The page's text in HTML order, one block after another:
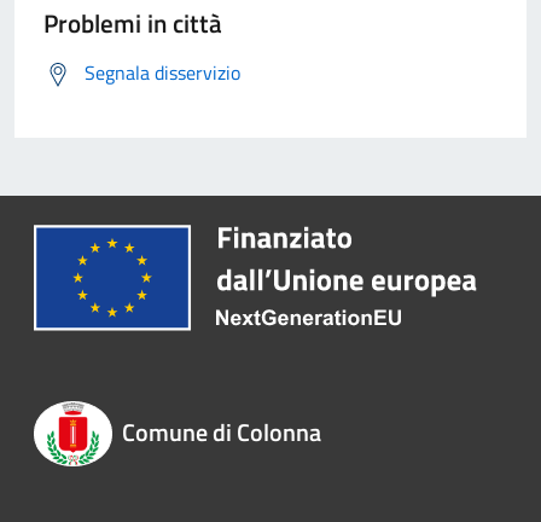
Problemi in città
Segnala disservizio
Comune di Colonna